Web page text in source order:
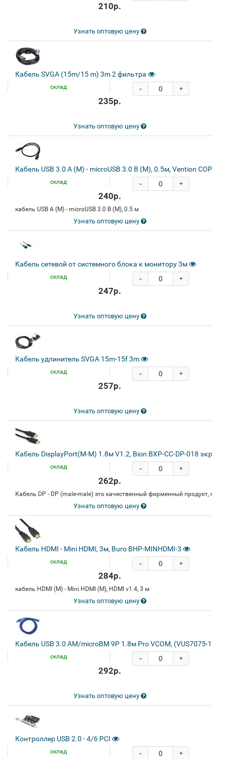
210р.
Узнать оптовую цену
Кабель SVGA (15m/15 m) 3m 2 фильтра
склад +
-
235р.
Узнать оптовую цену
Кабель USB 3.0 A (M) - microUSB 3.0 B (M), 0.5м, Vention COPBD
склад +
-
240р.
кабель USB A (M) - microUSB 3.0 B (M), 0.5 м
Узнать оптовую цену
Кабель сетевой от системного блока к монитору 3м
склад +
-
247р.
Узнать оптовую цену
Кабель удлинитель SVGA 15m-15f 3m
склад +
-
257р.
Узнать оптовую цену
Кабель DisplayPort(M-M) 1.8м V1.2, Bion BXP-CC-DP-018 экран
склад +
-
262р.
Кабель DP - DP (male-male) это качественный фирменный продукт,
Узнать оптовую цену
Кабель HDMI - Mini HDMI, 3м, Buro BHP-MINHDMI-3
склад +
-
284р.
кабель HDMI (M) - Mini HDMI (M), HDMI v1.4, 3 м
Узнать оптовую цену
Кабель USB 3.0 AM/microBM 9P 1.8м Pro VCOM, (VUS7075-1.8M)
склад +
-
292р.
Узнать оптовую цену
Контроллер USB 2.0 - 4/6 PCI
склад +
-